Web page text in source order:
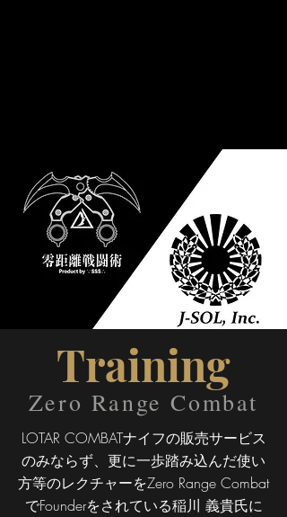
Training
​Zero Range Combat
LOTAR COMBATナイフの販売サービス
のみならず、更に一歩踏み込んだ使い
方等のレクチャーをZero Range Combat
でFounderをされている稲川 義貴氏に